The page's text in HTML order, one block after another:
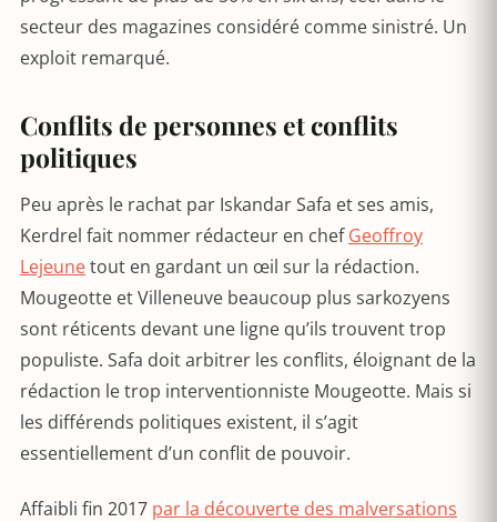
secteur des magazines considéré comme sinistré. Un
exploit remarqué.
Conflits de personnes et conflits
politiques
Peu après le rachat par Iskandar Safa et ses amis,
Kerdrel fait nommer rédacteur en chefGeoffroy
Lejeunetout en gardant un œil sur la rédaction.
Mougeotte et Villeneuve beaucoup plus sarkozyens
sont réticents devant une ligne qu’ils trouvent trop
populiste. Safa doit arbitrer les conflits, éloignant de la
rédaction le trop interventionniste Mougeotte. Mais si
les différends politiques existent, il s’agit
essentiellement d’un conflit de pouvoir.
Affaibli fin 2017 par la découverte des malversations